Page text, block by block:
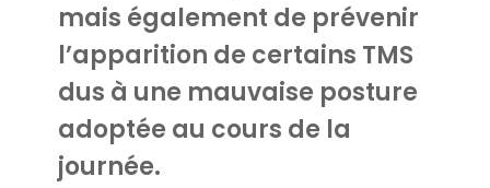
mais également de prévenir
l’apparition de certains TMS
dus à une mauvaise posture
adoptée au cours de la
journée.